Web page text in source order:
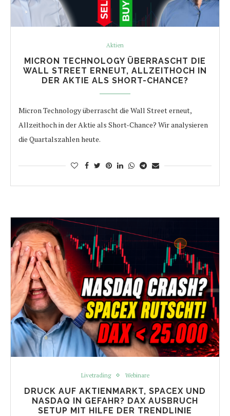
Aktien
MICRON TECHNOLOGY ÜBERRASCHT DIE
WALL STREET ERNEUT, ALLZEITHOCH IN
DER AKTIE ALS SHORT-CHANCE?
Micron Technology überrascht die Wall Street erneut,
Allzeithoch in der Aktie als Short-Chance? Wir analysieren
die Quartalszahlen heute.
Livetrading Webinare
DRUCK AUF AKTIENMARKT, SPACEX UND
NASDAQ IN GEFAHR? DAX AUSBRUCH
SETUP MIT HILFE DER TRENDLINIE